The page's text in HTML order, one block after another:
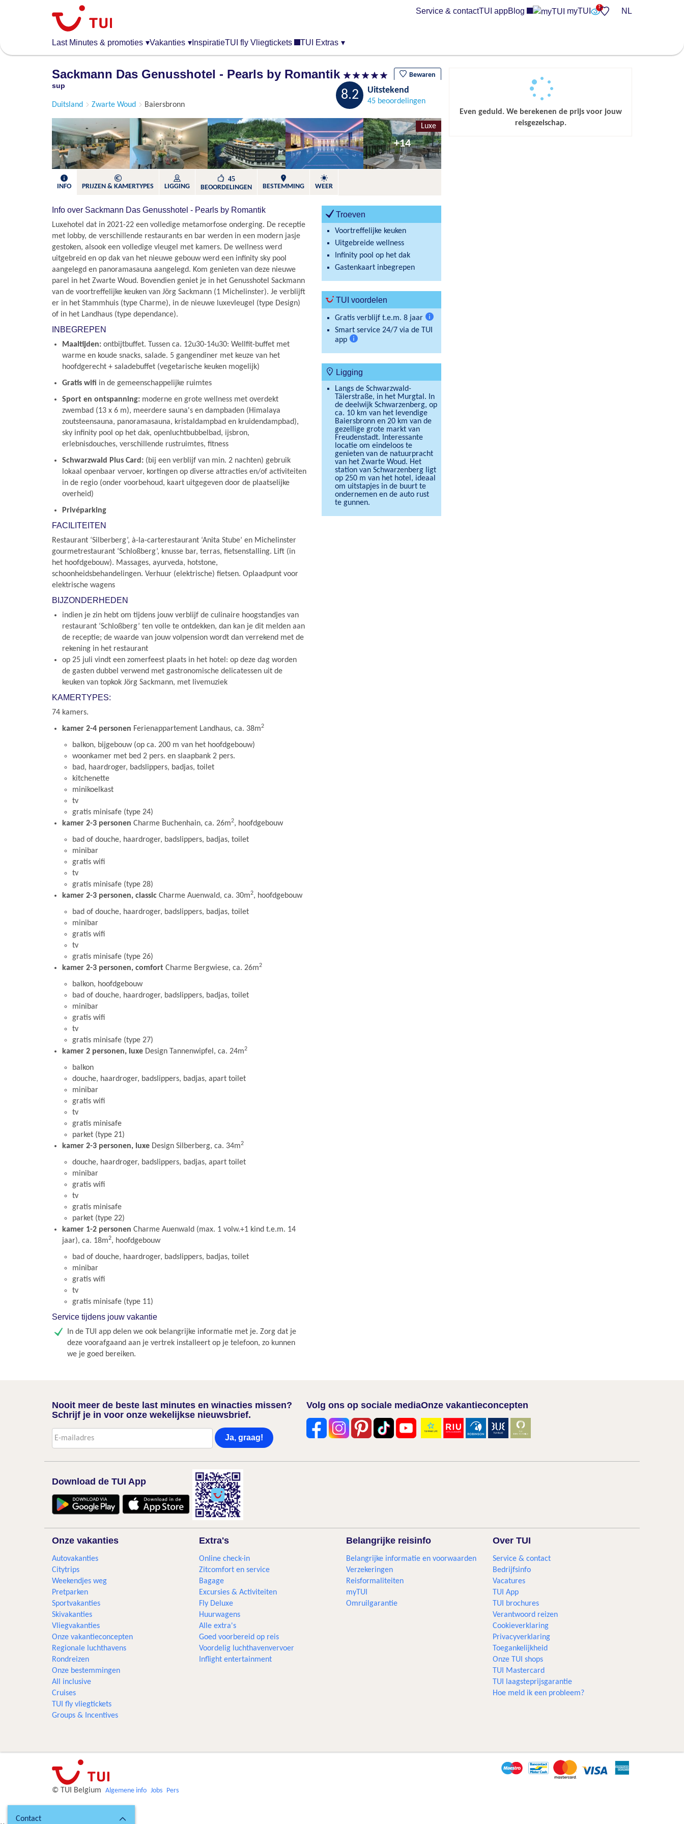
algemene
Last Minutes & promoties ▾Vakanties ▾ InspiratieTUI fly Vliegtickets TUI Extras ▾
Service & contactTUI appBlog myTUI NL
Sackmann Das Genusshotel - Pearls by Romantik
sup
Bewaren
Duitsland Zwarte Woud Baiersbronn
Luxe
8.2 Uitstekend
45 beoordelingen
+14
INFO PRIJZEN & KAMERTYPES LIGGING
45
BEOORDELINGEN
BESTEMMING WEER
Info over Sackmann Das Genusshotel - Pearls by Romantik
Luxehotel dat in 2021-22 een volledige metamorfose onderging. De receptie
met lobby, de verschillende restaurants en bar werden in een modern jasje
gestoken, alsook een volledige vleugel met kamers. De wellness werd
uitgebreid en op dak van het nieuwe gebouw werd een infinity sky pool
aangelegd en panoramasauna aangelegd. Kom genieten van deze nieuwe
parel in het Zwarte Woud. Bovendien geniet je in het Genusshotel Sackmann
van de voortreffelijke keuken van Jörg Sackmann (1 Michelinster). Je verblijft
er in het Stammhuis (type Charme), in de nieuwe luxevleugel (type Design)
of in het Landhaus (type dependance).
INBEGREPEN
Maaltijden: ontbijtbuffet. Tussen ca. 12u30-14u30: Wellfit-buffet met
warme en koude snacks, salade. 5 gangendiner met keuze van het
hoofdgerecht + saladebuffet (vegetarische keuken mogelijk)
Gratis wifi in de gemeenschappelijke ruimtes
Sport en ontspanning: moderne en grote wellness met overdekt
zwembad (13 x 6 m), meerdere sauna's en dampbaden (Himalaya
zoutsteensauna, panoramasauna, kristaldampbad en kruidendampbad),
sky infinity pool op het dak, openluchtbubbelbad, ijsbron,
erlebnisdouches, verschillende rustruimtes, fitness
Schwarzwald Plus Card: (bij een verblijf van min. 2 nachten) gebruik
lokaal openbaar vervoer, kortingen op diverse attracties en/of activiteiten
in de regio (onder voorbehoud, kaart uitgegeven door de plaatselijke
overheid)
Privéparking
FACILITEITEN
Restaurant ‘Silberberg’, à-la-carterestaurant ‘Anita Stube’ en Michelinster
gourmetrestaurant ‘Schloßberg’, knusse bar, terras, fietsenstalling. Lift (in
het hoofdgebouw). Massages, ayurveda, hotstone,
schoonheidsbehandelingen. Verhuur (elektrische) fietsen. Oplaadpunt voor
elektrische wagens
BIJZONDERHEDEN
indien je zin hebt om tijdens jouw verblijf de culinaire hoogstandjes van
restaurant ‘Schloßberg’ ten volle te ontdekken, dan kan je dit melden aan
de receptie; de waarde van jouw volpension wordt dan verrekend met de
rekening in het restaurant
op 25 juli vindt een zomerfeest plaats in het hotel: op deze dag worden
de gasten dubbel verwend met gastronomische delicatessen uit de
keuken van topkok Jörg Sackmann, met livemuziek
KAMERTYPES:
74 kamers.
kamer 2-4 personen Ferienappartement Landhaus, ca. 38m2
balkon, bijgebouw (op ca. 200 m van het hoofdgebouw)
woonkamer met bed 2 pers. en slaapbank 2 pers.
bad, haardroger, badslippers, badjas, toilet
kitchenette
minikoelkast
tv
gratis minisafe (type 24)
kamer 2-3 personen Charme Buchenhain, ca. 26m2, hoofdgebouw
bad of douche, haardroger, badslippers, badjas, toilet
minibar
gratis wifi
tv
gratis minisafe (type 28)
kamer 2-3 personen, classic Charme Auenwald, ca. 30m2, hoofdgebouw
bad of douche, haardroger, badslippers, badjas, toilet
minibar
gratis wifi
tv
gratis minisafe (type 26)
kamer 2-3 personen, comfort Charme Bergwiese, ca. 26m2
balkon, hoofdgebouw
bad of douche, haardroger, badslippers, badjas, toilet
minibar
gratis wifi
tv
gratis minisafe (type 27)
kamer 2 personen, luxe Design Tannenwipfel, ca. 24m2
balkon
douche, haardroger, badslippers, badjas, apart toilet
minibar
gratis wifi
tv
gratis minisafe
parket (type 21)
kamer 2-3 personen, luxe Design Silberberg, ca. 34m2
douche, haardroger, badslippers, badjas, apart toilet
minibar
gratis wifi
tv
gratis minisafe
parket (type 22)
kamer 1-2 personen Charme Auenwald (max. 1 volw.+1 kind t.e.m. 14
jaar), ca. 18m2, hoofdgebouw
bad of douche, haardroger, badslippers, badjas, toilet
minibar
gratis wifi
tv
gratis minisafe (type 11)
Service tijdens jouw vakantie
In de TUI app delen we ook belangrijke informatie met je. Zorg dat je
deze voorafgaand aan je vertrek installeert op je telefoon, zo kunnen
we je goed bereiken.
Troeven
Voortreffelijke keuken
Uitgebreide wellness
Infinity pool op het dak
Gastenkaart inbegrepen
TUI voordelen
Gratis verblijf t.e.m. 8 jaar
Meer
Smart service 24/7 via de TUI
app
Ligging
Langs de Schwarzwald-
Tälerstraße, in het Murgtal. In
de deelwijk Schwarzenberg, op
ca. 10 km van het levendige
Baiersbronn en 20 km van de
gezellige grote markt van
Freudenstadt. Interessante
locatie om eindeloos te
genieten van de natuurpracht
van het Zwarte Woud. Het
station van Schwarzenberg ligt
op 250 m van het hotel, ideaal
om uitstapjes in de buurt te
ondernemen en de auto rust
te gunnen.
Even geduld. We berekenen de prijs voor jouw
reisgezelschap.
Nooit meer de beste last minutes en winacties missen?
Schrijf je in voor onze wekelijkse nieuwsbrief.
Ja, graag!
Volg ons op sociale mediaOnze vakantieconcepten
Download de TUI App
Onze vakanties
Autovakanties
Citytrips
Weekendjes weg
Pretparken
Sportvakanties
Skivakanties
Vliegvakanties
Onze vakantieconcepten
Regionale luchthavens
Rondreizen
Onze bestemmingen
All inclusive
Cruises
TUI fly vliegtickets
Groups & Incentives
Extra's
Online check-in
Zitcomfort en service
Bagage
Excursies & Activiteiten
Fly Deluxe
Huurwagens
Alle extra's
Goed voorbereid op reis
Voordelig luchthavenvervoer
Inflight entertainment
Belangrijke reisinfo
Belangrijke informatie en voorwaarden
Verzekeringen
Reisformaliteiten
myTUI
Omruilgarantie
Over TUI
Service & contact
Bedrijfsinfo
Vacatures
TUI App
TUI brochures
Verantwoord reizen
Cookieverklaring
Privacyverklaring
Toegankelijkheid
Onze TUI shops
TUI Mastercard
TUI laagsteprijsgarantie
Hoe meld ik een probleem?
© TUI Belgium Algemene info Jobs Pers
Contact